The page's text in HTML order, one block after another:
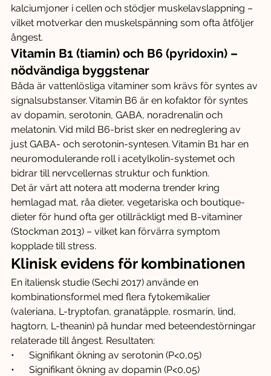
kalciumjoner i cellen och stödjer muskelavslappning –
vilket motverkar den muskelspänning som ofta åtföljer
ångest.
Vitamin B1 (tiamin) och B6 (pyridoxin) –
nödvändiga byggstenar
Båda är vattenlösliga vitaminer som krävs för syntes av
signalsubstanser. Vitamin B6 är en kofaktor för syntes
av dopamin, serotonin, GABA, noradrenalin och
melatonin. Vid mild B6-brist sker en nedreglering av
just GABA- och serotonin-syntesen. Vitamin B1 har en
neuromodulerande roll i acetylkolin-systemet och
bidrar till nervcellernas struktur och funktion.
Det är värt att notera att moderna trender kring
hemlagad mat, råa dieter, vegetariska och boutique-
dieter för hund ofta ger otillräckligt med B-vitaminer
(Stockman 2013) – vilket kan förvärra symptom
kopplade till stress.
Klinisk evidens för kombinationen
En italiensk studie (Sechi 2017) använde en
kombinationsformel med flera fytokemikalier
(valeriana, L-tryptofan, granatäpple, rosmarin, lind,
hagtorn, L-theanin) på hundar med beteendestörningar
relaterade till ångest. Resultaten:
•      Signifikant ökning av serotonin (P<0,05)
•      Signifikant ökning av dopamin (P<0,05)